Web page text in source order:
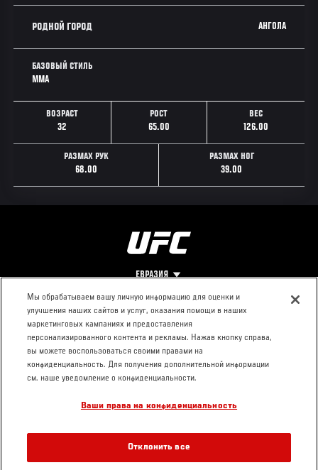
РОДНОЙ ГОРОД АНГОЛА
БАЗОВЫЙ СТИЛЬ
MMA
ВОЗРАСТ
32
РОСТ
65.00
ВЕС
126.00
РАЗМАХ РУК
68.00
РАЗМАХ НОГ
39.00
ЕВРАЗИЯ
Footer
О UFC
Про ММА
Социальная
ответственность
КОНТАКТЫ
Пресс-центр
Условия
использования
Мы обрабатываем вашу личную информацию для оценки и
улучшения наших сайтов и услуг, оказания помощи в наших
маркетинговых кампаниях и предоставления
персонализированного контента и рекламы. Нажав кнопку справа,
вы можете воспользоваться своими правами на
конфиденциальность. Для получения дополнительной информации
см. наше уведомление о конфиденциальности.
Ваши права на конфиденциальность
Отклонить все